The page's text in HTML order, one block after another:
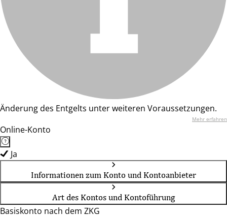
Änderung des Entgelts unter weiteren Voraussetzungen.
Mehr erfahren
Online-Konto
Ja
Informationen zum Konto und Kontoanbieter
Art des Kontos und Kontoführung
Basiskonto nach dem ZKG